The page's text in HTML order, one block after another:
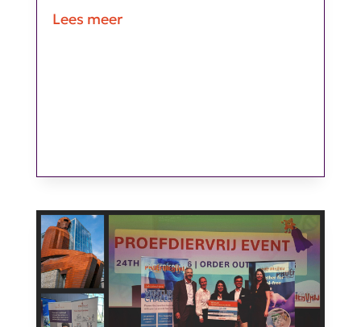
Lees meer